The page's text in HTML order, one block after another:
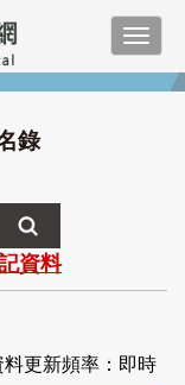
錄
資料
料更新頻率：即時